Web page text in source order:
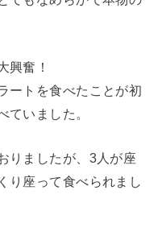
興奮！
ートを食べたことが初
ていました。
りましたが、3人が座
り座って食べられまし